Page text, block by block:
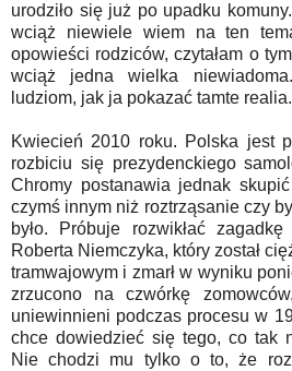
urodziło się już po upadku
wciąż niewiele wiem na ten
opowieści rodziców, czytałam o
wciąż jedna wielka niewiadoma.
ludziom, jak ja pokazać tamte realia.
Kwiecień 2010 roku. Polska jest
rozbiciu się prezydenckiego
Chromy postanawia jednak
czymś innym niż roztrząsanie czy
było. Próbuje rozwikłać
Roberta Niemczyka, który został
tramwajowym i zmarł w wyniku
zrzucono na czwórkę
uniewinnieni podczas procesu w
chce dowiedzieć się tego, co tak
Nie chodzi mu tylko o to, że